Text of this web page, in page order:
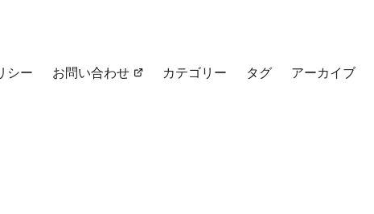
シー お問い合わせ カテゴリー タグ アーカイブ